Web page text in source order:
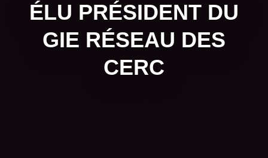
ÉLU PRÉSIDENT DU
GIE RÉSEAU DES
CERC